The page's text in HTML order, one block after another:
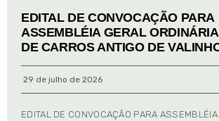
EDITAL DE CONVOCAÇÃO PARA
ASSEMBLÉIA GERAL
DE CARROS ANTIGO DE
29 de julho de 2026
EDITAL DE CONVOCAÇÃO PARA